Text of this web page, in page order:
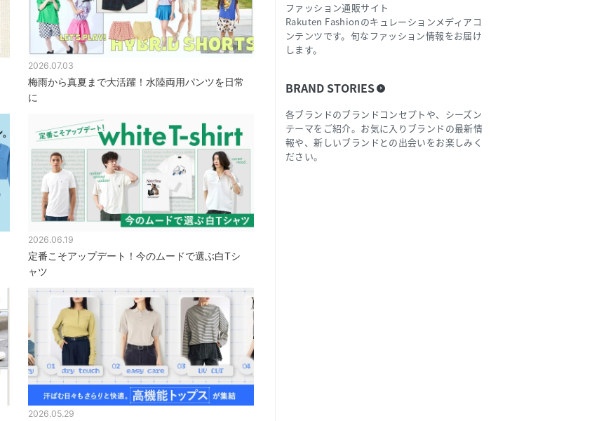
2026.07.03
梅雨から真夏まで大活躍！水陸両用パンツを日常
に
2026.06.19
定番こそアップデート！今のムードで選ぶ白Tシ
ャツ
2026.05.29
ファッション通販サイト
Rakuten Fashionのキュレーションメディアコ
ンテンツです。旬なファッション情報をお届け
します。
BRAND STORIES
各ブランドのブランドコンセプトや、シーズン
テーマをご紹介。お気に入りブランドの最新情
報や、新しいブランドとの出会いをお楽しみく
ださい。